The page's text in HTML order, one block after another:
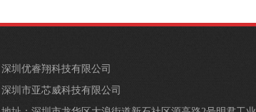
深圳优睿翔科技有限公司
深圳市亚芯威科技有限公司